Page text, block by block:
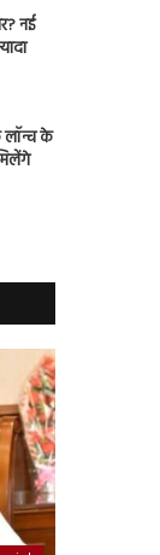
नई
लॉन्च के